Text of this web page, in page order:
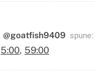
@goatfish9409 spune:
5:00, 59:00